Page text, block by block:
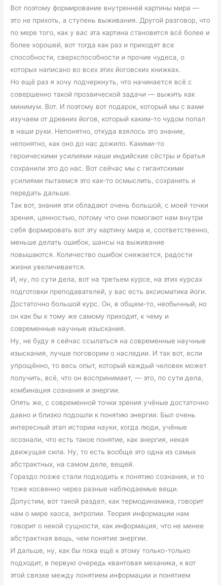
Вот поэтому формирование внутренней картины мира —
это не прихоть, а ступень выживания. Другой разговор, что
по мере того, как у вас эта картина становится всё более и
более хорошей, вот тогда как раз и приходят все
способности, сверхспособности и прочие чудеса, о
которых написано во всех этих йоговских книжках.
Но ещё раз я хочу подчеркнуть, что начинается всё с
совершенно такой прозаической задачи — выжить как
минимум. Вот. И поэтому вот подарок, который мы с вами
изучаем от древних йогов, который каким-то чудом попал
в наши руки. Непонятно, откуда взялось это знание,
непонятно, как оно до нас дожило. Какими-то
героическими усилиями наши индийские сёстры и братья
сохранили это до нас. Вот сейчас мы с гигантскими
усилиями пытаемся это как-то осмыслить, сохранить и
передать дальше.
Так вот, знания эти обладают очень большой, с моей точки
зрения, ценностью, потому что они помогают нам внутри
себя формировать вот эту картину мира и, соответственно,
меньше делать ошибок, шансы на выживание
повышаются. Количество ошибок снижается, радости
жизни увеличивается.
И, ну, по сути дела, вот на третьем курсе, на этих курсах
подготовки преподавателей, у вас есть аксиоматика йоги.
Достаточно большой курс. Он, в общем-то, необычный, но
он как бы к тому же самому приходит, к чему и
современные научные изыскания.
Ну, не буду я сейчас ссылаться на современные научные
изыскания, лучше поговорим о наследии. И так вот, если
упрощённо, то весь опыт, который каждый человек может
получить, всё, что он воспринимает, — это, по сути дела,
комбинация сознания и энергии.
Опять же, с современной точки зрения учёные достаточно
давно и близко подошли к понятию энергии. Был очень
интересный этап истории науки, когда люди, учёные
осознали, что есть такое понятие, как энергия, некая
движущая сила. Ну, то есть вообще это одна из самых
абстрактных, на самом деле, вещей.
Гораздо позже стали подходить к понятию сознания, и то
тоже косвенно через разные наблюдаемые вещи.
Допустим, вот такой раздел, как термодинамика, говорит
нам о мире хаоса, энтропии. Теория информации нам
говорит о некой сущности, как информация, что не менее
абстрактная вещь, чем понятие энергии.
И дальше, ну, как бы пока ещё к этому только-только
подходит, в первую очередь квантовая механика, к вот
этой связке между понятием информации и понятием